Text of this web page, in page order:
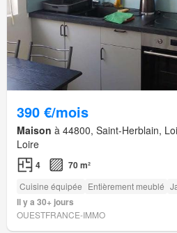
390 €/mois
Maison à 44800, Saint-Herblain,
Loire
4 70 m²
Cuisine équipée Entièrement meublé
Il y a 30+ jours
OUESTFRANCE-IMMO